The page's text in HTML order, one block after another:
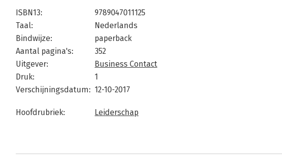
ISBN13:
9789047011125
Taal:
Nederlands
Bindwijze:
paperback
Aantal pagina's:
352
Uitgever:
Business Contact
Druk:
1
Verschijningsdatum: 12-10-2017
Hoofdrubriek: Leiderschap